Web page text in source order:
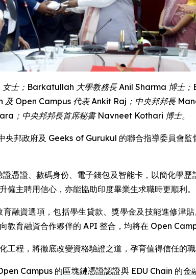
女士； Barkatullah 大學教務長 Anil Sharma 博士；
及 Open Campus 代表 Ankit Raj ；中央邦邦長
；中央邦邦長首席秘書 Navneet Kothari 博士。
邦政府及 Geeks of Gurukul 的聯合指導委員會
憑證、數碼身份、電子錢包及智能卡，以簡化學
主聘用信心，亦能協助印度畢業生求職時更順利。
融資選項，包括學生貸款、獎學金及技能進修津
教育融資合作夥伴的 API 整合，均將在 Open
程，將徹底改變資格驗證之道，孕育值得信任的
Campus 的區塊鏈憑證認證與 EDU Chain 的金